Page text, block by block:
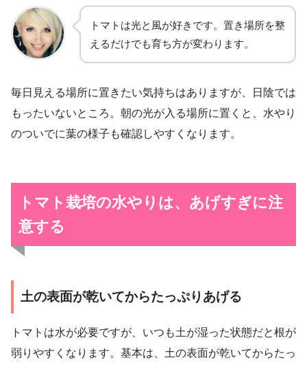
トマトは光と風が好きです。置き場所を整
えるだけでも育ち方が変わります。
毎日見える場所に置きたい気持ちはありますが、日陰では
もったいないところ。朝の光が入る場所に置くと、水やり
のついでに葉の様子も確認しやすくなります。
トマト栽培の水やりは、あげすぎに注
意する
土の表面が乾いてからたっぷりあげる
トマトは水が必要ですが、いつも土が湿った状態だと根が
弱りやすくなります。基本は、土の表面が乾いてからたっ